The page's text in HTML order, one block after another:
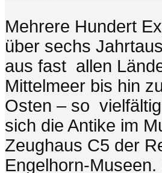
Mehrere Hundert
über sechs
aus fast allen
Mittelmeer bis hin
Osten – so
sich die Antike im
Zeughaus C5 der
Engelhorn-Museen.